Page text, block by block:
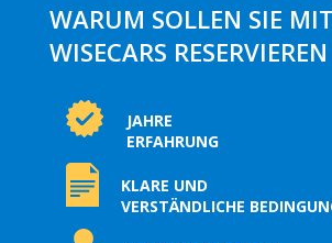
WARUM SOLLEN SIE MIT
WISECARS RESERVIEREN
JAHRE
ERFAHRUNG
KLARE UND
VERSTÄNDLICHE